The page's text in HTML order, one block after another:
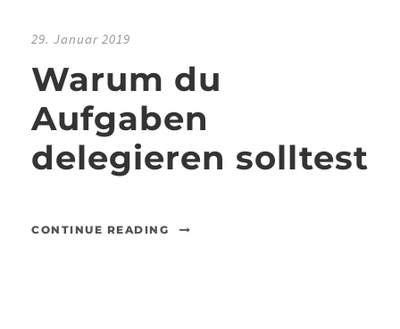
29. Januar 2019
Warum du
Aufgaben
delegieren solltest
CONTINUE READING